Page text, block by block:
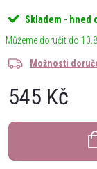
Skladem - hned
Možnosti
545 Kč